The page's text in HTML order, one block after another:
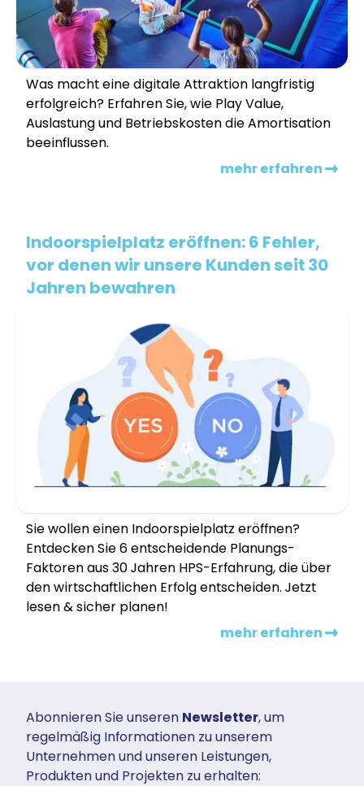
Was macht eine digitale Attraktion langfristig
erfolgreich? Erfahren Sie, wie Play Value,
Auslastung und Betriebskosten die Amortisation
beeinflussen.
mehr erfahren
Indoorspielplatz eröffnen: 6 Fehler,
vor denen wir unsere Kunden seit 30
Jahren bewahren
Sie wollen einen Indoorspielplatz eröffnen?
Entdecken Sie 6 entscheidende Planungs-
Faktoren aus 30 Jahren HPS-Erfahrung, die über
den wirtschaftlichen Erfolg entscheiden. Jetzt
lesen & sicher planen!
mehr erfahren
Abonnieren Sie unseren Newsletter, um
regelmäßig Informationen zu unserem
Unternehmen und unseren Leistungen,
Produkten und Projekten zu erhalten: